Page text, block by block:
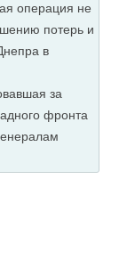
операция не
потерь и
в
за
фронта